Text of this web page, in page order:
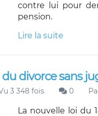
contre lui pour
pension.
Lire la suite
divorce sans
3 348 fois 0
La nouvelle loi du